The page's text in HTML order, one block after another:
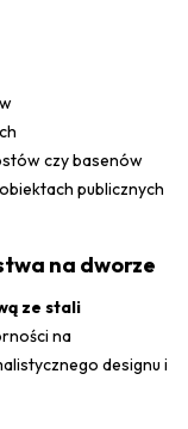
czy basenów
publicznych
na dworze
ze stali
na
designu i